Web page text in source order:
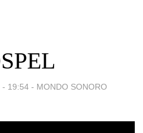
- 19:54 - MONDO SONORO